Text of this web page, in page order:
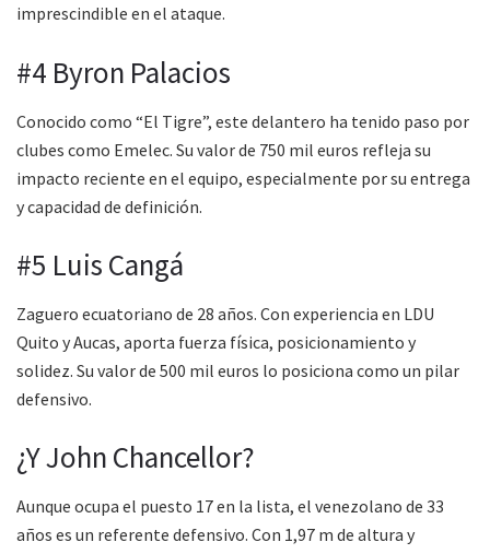
imprescindible en el ataque.
#4 Byron Palacios
Conocido como “El Tigre”, este delantero ha tenido paso por
clubes como Emelec. Su valor de 750 mil euros refleja su
impacto reciente en el equipo, especialmente por su entrega
y capacidad de definición.
#5 Luis Cangá
Zaguero ecuatoriano de 28 años. Con experiencia en LDU
Quito y Aucas, aporta fuerza física, posicionamiento y
solidez. Su valor de 500 mil euros lo posiciona como un pilar
defensivo.
¿Y John Chancellor?
Aunque ocupa el puesto 17 en la lista, el venezolano de 33
años es un referente defensivo. Con 1,97 m de altura y